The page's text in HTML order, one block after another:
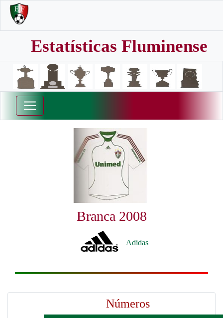
Estatísticas Fluminense
Branca 2008
Adidas
Números